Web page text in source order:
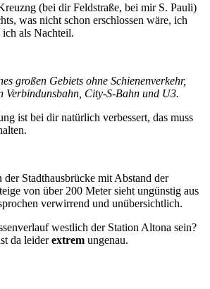
(bei dir Feldstraße, bei mir S. Pauli)
was nicht schon erschlossen wäre, ich
ich als Nachteil.
großen Gebiets ohne Schienenverkehr,
Verbindunsbahn, City-S-Bahn und U3.
ist bei dir natürlich verbessert, das muss
der Stadthausbrücke mit Abstand der
von über 200 Meter sieht ungünstig aus
verwirrend und unübersichtlich.
westlich der Station Altona sein?
da leiderextrem ungenau.